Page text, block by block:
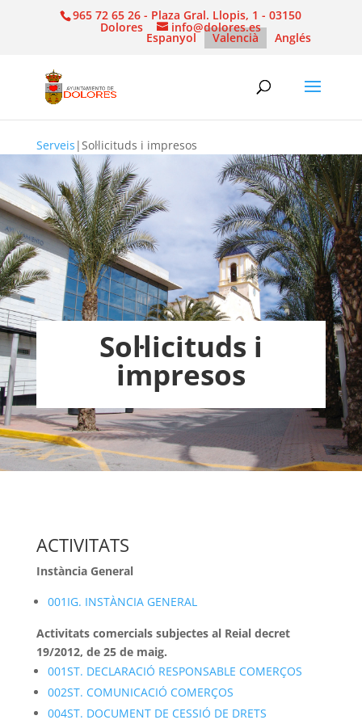
965 72 65 26 - Plaza Gral. Llopis, 1 - 03150
Dolores info@dolores.es
Espanyol Valencià Anglés
Serveis |Sol·licituds i impresos
Sol·licituds i
impresos
ACTIVITATS
Instància General
001IG. INSTÀNCIA GENERAL
Activitats comercials subjectes al Reial decret
19/2012, de 25 de maig.
001ST. DECLARACIÓ RESPONSABLE COMERÇOS
002ST. COMUNICACIÓ COMERÇOS
004ST. DOCUMENT DE CESSIÓ DE DRETS